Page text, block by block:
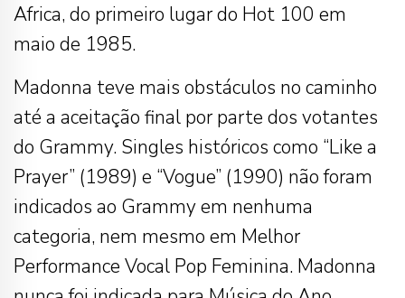
Africa, do primeiro lugar do Hot 100 em
maio de 1985.
Madonna teve mais obstáculos no caminho
até a aceitação final por parte dos votantes
do Grammy. Singles históricos como “Like a
Prayer” (1989) e “Vogue” (1990) não foram
indicados ao Grammy em nenhuma
categoria, nem mesmo em Melhor
Performance Vocal Pop Feminina. Madonna